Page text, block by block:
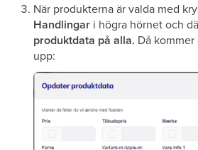
När produkterna är valda med
Handlingar i högra hörnet och
produktdata på alla. Då
upp: